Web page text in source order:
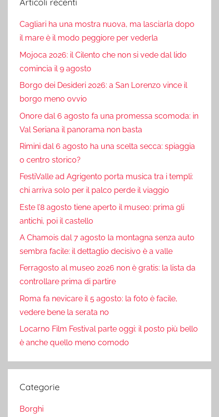
Articoli recenti
Cagliari ha una mostra nuova, ma lasciarla dopo
il mare è il modo peggiore per vederla
Mojoca 2026: il Cilento che non si vede dal lido
comincia il 9 agosto
Borgo dei Desideri 2026: a San Lorenzo vince il
borgo meno ovvio
Onore dal 6 agosto fa una promessa scomoda: in
Val Seriana il panorama non basta
Rimini dal 6 agosto ha una scelta secca: spiaggia
o centro storico?
FestiValle ad Agrigento porta musica tra i templi:
chi arriva solo per il palco perde il viaggio
Este l’8 agosto tiene aperto il museo: prima gli
antichi, poi il castello
A Chamois dal 7 agosto la montagna senza auto
sembra facile: il dettaglio decisivo è a valle
Ferragosto al museo 2026 non è gratis: la lista da
controllare prima di partire
Roma fa nevicare il 5 agosto: la foto è facile,
vedere bene la serata no
Locarno Film Festival parte oggi: il posto più bello
è anche quello meno comodo
Categorie
Borghi